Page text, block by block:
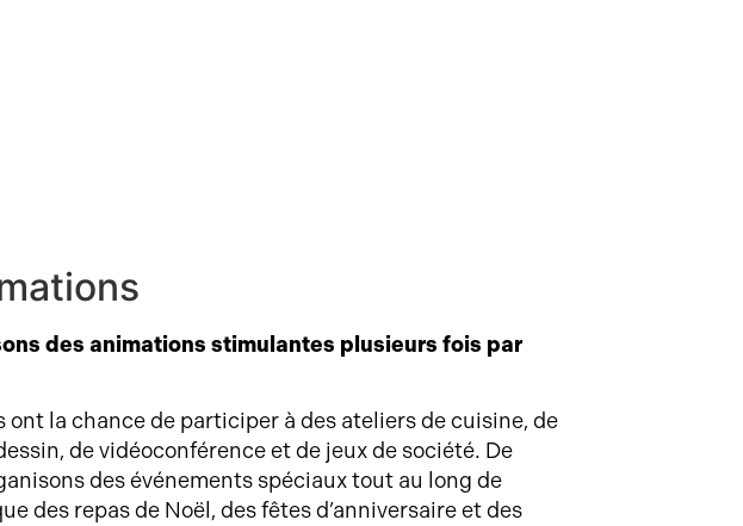
des animations stimulantes plusieurs fois par
ont la chance de participer à des ateliers de cuisine, de
de vidéoconférence et de jeux de société. De
des événements spéciaux tout au long de
des repas de Noël, des fêtes d’anniversaire et des